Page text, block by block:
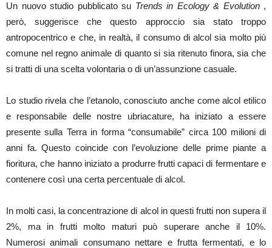
Un nuovo studio pubblicato su Trends in Ecology & Evolution,
però, suggerisce che questo approccio sia stato troppo
antropocentrico e che, in realtà, il consumo di alcol sia molto più
comune nel regno animale di quanto si sia ritenuto finora, sia che
si tratti di una scelta volontaria o di un’assunzione casuale.
Lo studio rivela che l’etanolo, conosciuto anche come alcol etilico
e responsabile delle nostre ubriacature, ha iniziato a essere
presente sulla Terra in forma “consumabile” circa 100 milioni di
anni fa. Questo coincide con l’evoluzione delle prime piante a
fioritura, che hanno iniziato a produrre frutti capaci di fermentare e
contenere così una certa percentuale di alcol.
In molti casi, la concentrazione di alcol in questi frutti non supera il
2%, ma in frutti molto maturi può superare anche il 10%.
Numerosi animali consumano nettare e frutta fermentati, e lo